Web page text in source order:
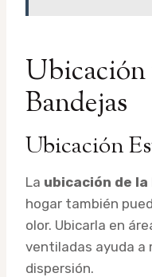
Ubicación
Bandejas
Ubicación
La ubicación de
hogar también
olor. Ubicarla en
ventiladas ayuda a
dispersión.